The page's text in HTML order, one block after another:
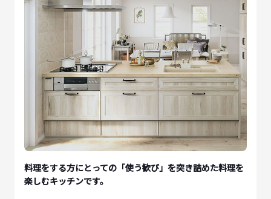
料理をする方にとっての「使う歓び」を突き詰めた料理を
楽しむキッチンです。